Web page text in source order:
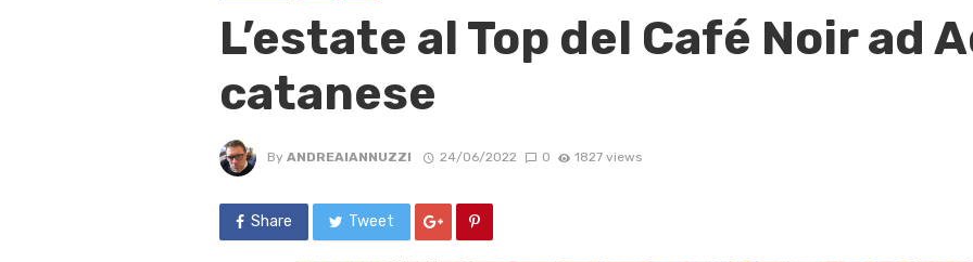
L’estate al Top del Café Noir ad
catanese
By ANDREAIANNUZZI 24/06/2022 0 1827 views
Share Tweet